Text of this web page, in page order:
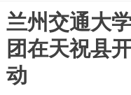
兰州交通大
团在天祝县
动